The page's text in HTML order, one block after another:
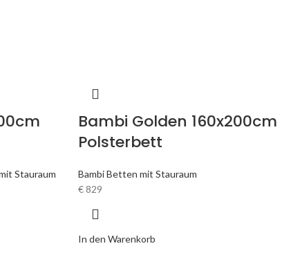
Stauraum
Bambi Golden 160x200cm
Polsterbett
Bambi Betten mit Stauraum
€829
In den Warenkorb